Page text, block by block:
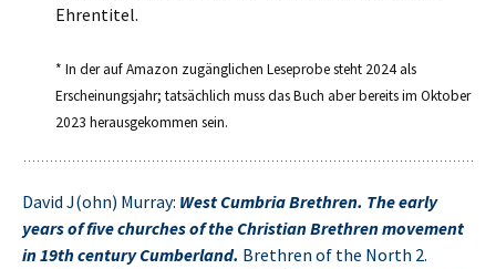
Ehrentitel.
* In der auf Amazon zugänglichen Leseprobe steht 2024 als
Erscheinungsjahr; tatsächlich muss das Buch aber bereits im Oktober
2023 herausgekommen sein.
David J(ohn) Murray: West Cumbria Brethren. The early
years of five churches of the Christian Brethren movement
in 19th century Cumberland. Brethren of the North 2.